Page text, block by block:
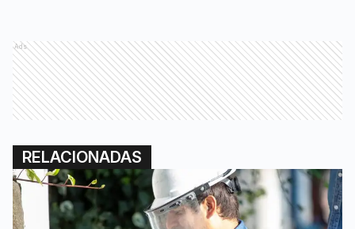
Ads
RELACIONADAS